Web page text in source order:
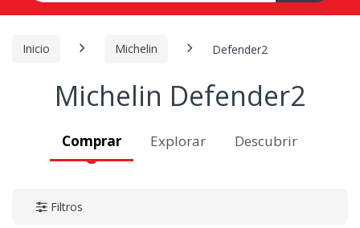
Inicio Michelin Defender2
Michelin Defender2
Comprar Explorar Descubrir
Filtros